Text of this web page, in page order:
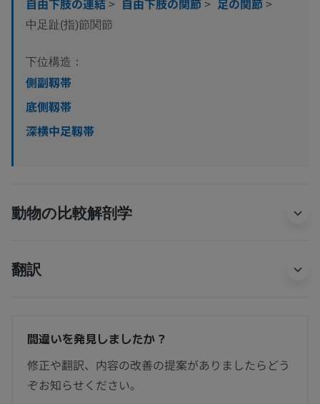
中足趾(指)節関節
下位構造：
側副靱帯
底側靱帯
深横中足靱帯
動物の比較解剖学
翻訳
間違いを発見しましたか？
修正や翻訳、内容の改善の提案がありましたらどう
ぞお知らせください。